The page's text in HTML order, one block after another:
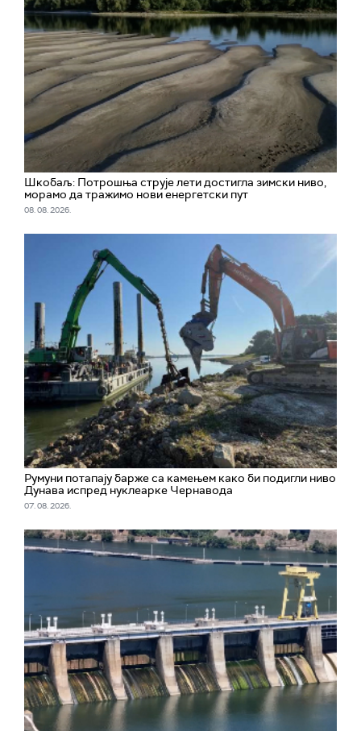
Шкобаљ: Потрошња струје лети достигла зимски ниво,
морамо да тражимо нови енергетски пут
08. 08. 2026.
Румуни потапају барже са камењем како би подигли ниво
Дунава испред нуклеарке Чернавода
07. 08. 2026.